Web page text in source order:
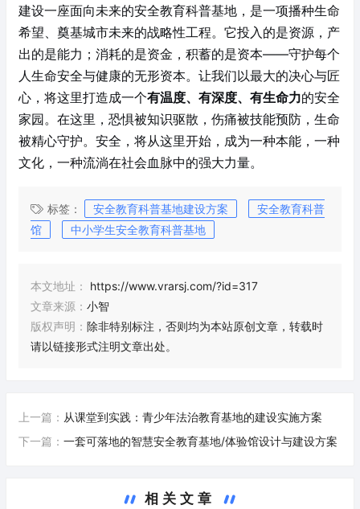
建设一座面向未来的安全教育科普基地，是一项播种生命
希望、奠基城市未来的战略性工程。它投入的是资源，产
出的是能力；消耗的是资金，积蓄的是资本——守护每个
人生命安全与健康的无形资本。让我们以最大的决心与匠
心，将这里打造成一个有温度、有深度、有生命力的安全
家园。在这里，恐惧被知识驱散，伤痛被技能预防，生命
被精心守护。安全，将从这里开始，成为一种本能，一种
文化，一种流淌在社会血脉中的强大力量。
标签： 安全教育科普基地建设方案
安全教育科普
馆
中小学生安全教育科普基地
本文地址：
https://www.vrarsj.com/?id=317
文章来源： 小智
版权声明： 除非特别标注，否则均为本站原创文章，转载时
请以链接形式注明文章出处。
上一篇： 从课堂到实践：青少年法治教育基地的建设实施方案
下一篇： 一套可落地的智慧安全教育基地/体验馆设计与建设方案
相关文章